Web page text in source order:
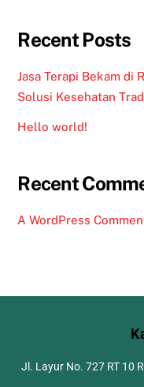
Recent Posts
Jasa Terapi Bekam di
Solusi Kesehatan
Hello world!
Recent
A WordPress
Jl. Layur No. 727 RT 10